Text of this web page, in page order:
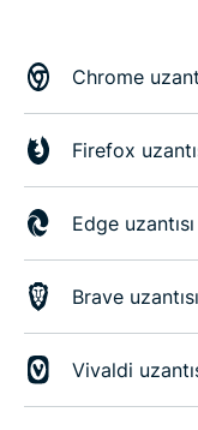
Chrome
Firefox
Edge uzantısı
Brave uzantısı
Vivaldi